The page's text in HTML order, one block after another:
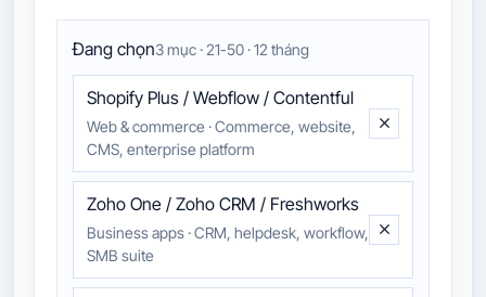
Đang chọn3 mục · 21-50 · 12 tháng
Shopify Plus / Webflow / Contentful
Web & commerce ·Commerce, website,
CMS, enterprise platform
Zoho One / Zoho CRM / Freshworks
Business apps ·CRM, helpdesk, workflow,
SMB suite